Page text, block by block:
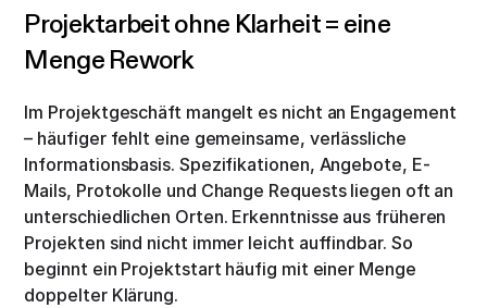
Projektarbeit ohne Klarheit = eine
Menge Rework
Im Projektgeschäft mangelt es nicht an Engagement
– häufiger fehlt eine gemeinsame, verlässliche
Informationsbasis. Spezifikationen, Angebote, E-
Mails, Protokolle und Change Requests liegen oft an
unterschiedlichen Orten. Erkenntnisse aus früheren
Projekten sind nicht immer leicht auffindbar. So
beginnt ein Projektstart häufig mit einer Menge
doppelter Klärung.